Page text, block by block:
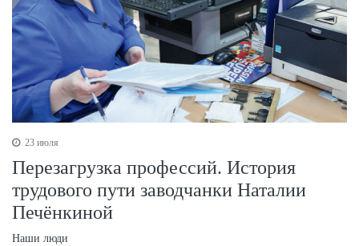
23 июля
Перезагрузка профессий. История
трудового пути заводчанки Наталии
Печёнкиной
Наши люди